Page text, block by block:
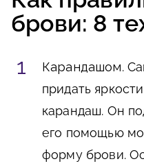
брови: 8
Карандашом.
придать
карандаш. Он
его помощью
форму брови.